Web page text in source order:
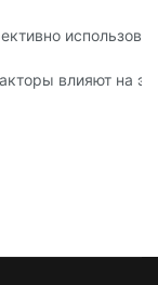
сваебойного
в ландшафтных
влияют на